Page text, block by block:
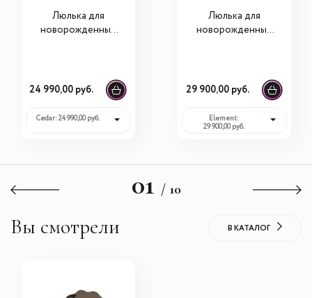
Люлька для
новорожденных
24 990,00 руб.
Сedar: 24 990,00 руб.
Люлька для
новорожденных
29 900,00 руб.
Element:
29 900,00 руб.
01 / 10
Вы смотрели В КАТАЛОГ